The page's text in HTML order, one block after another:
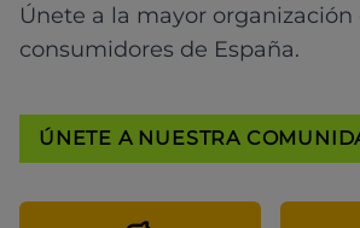
Únete a la mayor organización
consumidores de España.
ÚNETE A NUESTRA